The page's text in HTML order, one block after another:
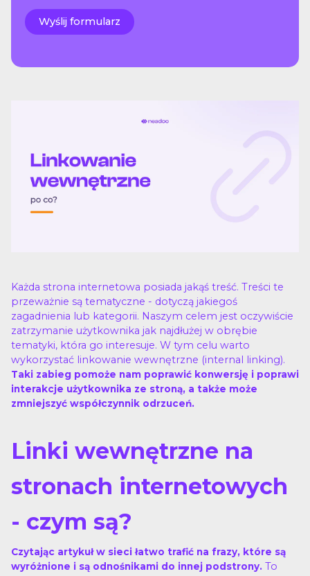
Każda strona internetowa posiada jakąś treść. Treści te
przeważnie są tematyczne - dotyczą jakiegoś
zagadnienia lub kategorii. Naszym celem jest oczywiście
zatrzymanie użytkownika jak najdłużej w obrębie
tematyki, która go interesuje. W tym celu warto
wykorzystać linkowanie wewnętrzne (internal linking).
Taki zabieg pomoże nam poprawić konwersję i poprawi
interakcje użytkownika ze stroną, a także może
zmniejszyć współczynnik odrzuceń.
Linki wewnętrzne na
stronach internetowych
- czym są?
Czytając artykuł w sieci łatwo trafić na frazy, które są
wyróżnione i są odnośnikami do innej podstrony. To